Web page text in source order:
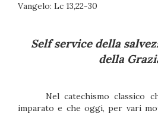
Vangelo: Lc 13,22-30
Self service della
della
Nel catechismo classico
imparato e che oggi, per vari